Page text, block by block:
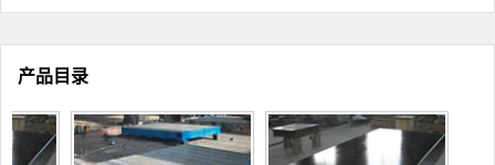
产品目录